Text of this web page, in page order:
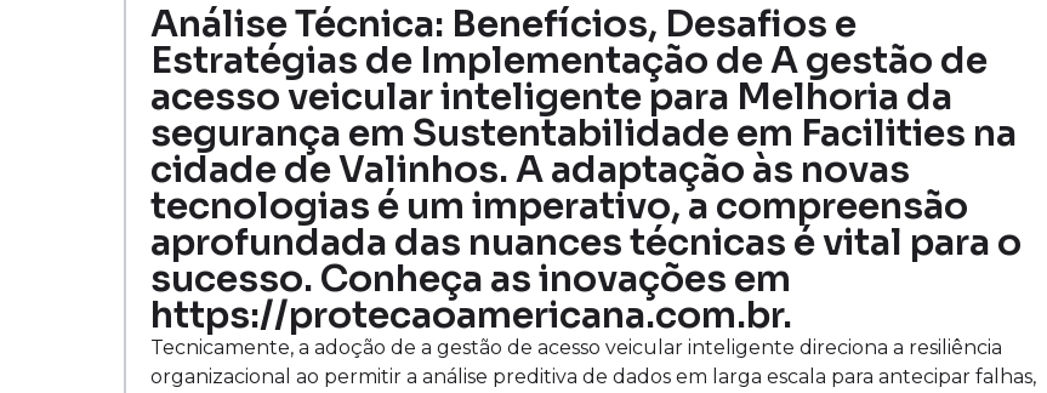
Análise Técnica: Benefícios, Desafios e
Estratégias de Implementação de A gestão de
acesso veicular inteligente para Melhoria da
segurança em Sustentabilidade em Facilities na
cidade de Valinhos. A adaptação às novas
tecnologias é um imperativo, a compreensão
aprofundada das nuances técnicas é vital para o
sucesso. Conheça as inovações em
https://protecaoamericana.com.br.
Tecnicamente, a adoção de a gestão de acesso veicular inteligente direciona a resiliência
organizacional ao permitir a análise preditiva de dados em larga escala para antecipar falhas,